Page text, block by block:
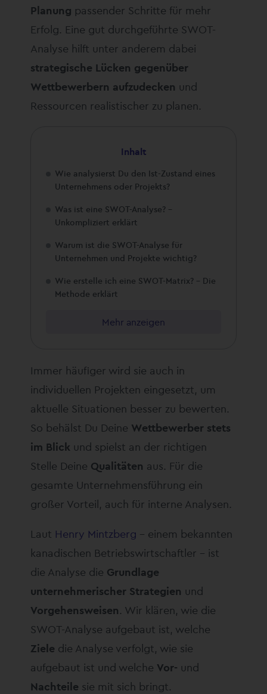
Planung passender Schritte für mehr
Erfolg. Eine gut durchgeführte SWOT-
Analyse hilft unter anderem dabei
strategische Lücken gegenüber
Wettbewerbern aufzudecken und
Ressourcen realistischer zu planen.
Inhalt
Wie analysierst Du den Ist-Zustand eines
Unternehmens oder Projekts?
Was ist eine SWOT-Analyse? –
Unkompliziert erklärt
Warum ist die SWOT-Analyse für
Unternehmen und Projekte wichtig?
Wie erstelle ich eine SWOT-Matrix? – Die
Methode erklärt
Mehr anzeigen
Immer häufiger wird sie auch in
individuellen Projekten eingesetzt, um
aktuelle Situationen besser zu bewerten.
So behälst Du Deine Wettbewerber stets
im Blick und spielst an der richtigen
Stelle Deine Qualitäten aus. Für die
gesamte Unternehmensführung ein
großer Vorteil, auch für interne Analysen.
Laut Henry Mintzberg – einem bekannten
kanadischen Betriebswirtschaftler – ist
die Analyse die Grundlage
unternehmerischer Strategien und
Vorgehensweisen. Wir klären, wie die
SWOT-Analyse aufgebaut ist, welche
Ziele die Analyse verfolgt, wie sie
aufgebaut ist und welche Vor- und
Nachteile sie mit sich bringt.